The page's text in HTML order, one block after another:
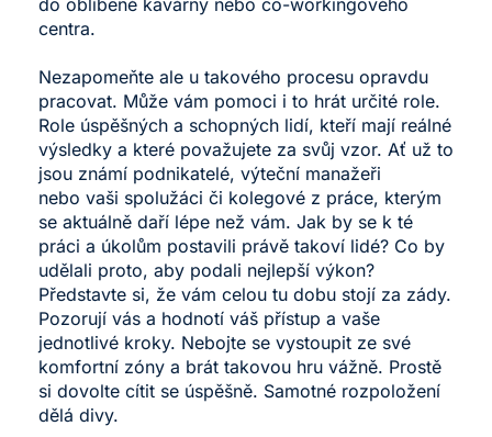
centra.
Nezapomeňte ale u takového procesu opravdu
pracovat. Může vám pomoci i to hrát určité role.
Role úspěšných a schopných lidí, kteří mají reálné
výsledky a které považujete za svůj vzor. Ať už to
jsou známí podnikatelé, výteční manažeři
nebo vaši spolužáci či kolegové z práce, kterým
se aktuálně daří lépe než vám. Jak by se k té
práci a úkolům postavili právě takoví lidé? Co by
udělali proto, aby podali nejlepší výkon?
Představte si, že vám celou tu dobu stojí za zády.
Pozorují vás a hodnotí váš přístup a vaše
jednotlivé kroky. Nebojte se vystoupit ze své
komfortní zóny a brát takovou hru vážně. Prostě
si dovolte cítit se úspěšně. Samotné rozpoložení
dělá divy.